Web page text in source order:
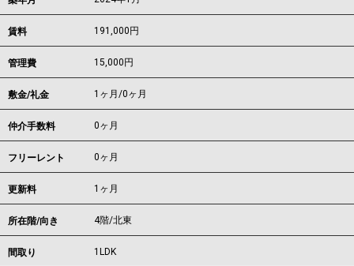
賃料 191,000 円
管理費 15,000円
敷金/礼金 1ヶ月/0ヶ月
仲介手数料 0ヶ月
フリーレント 0ヶ月
更新料 1ヶ月
所在階/向き 4階/北東
間取り 1LDK